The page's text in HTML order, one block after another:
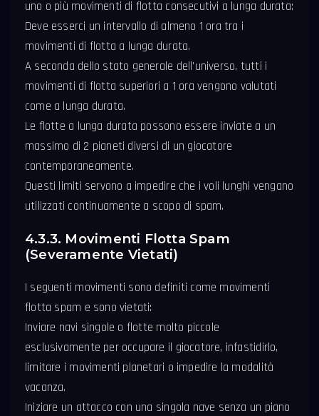
uno o più movimenti di flotta consecutivi a lunga durata:
Deve esserci un intervallo di almeno 1 ora tra i
movimenti di flotta a lunga durata.
A seconda dello stato generale dell'universo, tutti i
movimenti di flotta superiori a 1 ora vengono valutati
come a lunga durata.
Le flotte a lunga durata possono essere inviate a un
massimo di 2 pianeti diversi di un giocatore
contemporaneamente.
Questi limiti servono a impedire che i voli lunghi vengano
utilizzati continuamente a scopo di spam.
4.3.3. Movimenti Flotta Spam
(Severamente Vietati)
I seguenti movimenti sono definiti come movimenti
flotta spam e sono vietati:
Inviare navi singole o flotte molto piccole
esclusivamente per occupare il giocatore, infastidirlo,
limitare i movimenti planetari o impedire la modalità
vacanza.
Iniziare un attacco con una singola nave senza un piano